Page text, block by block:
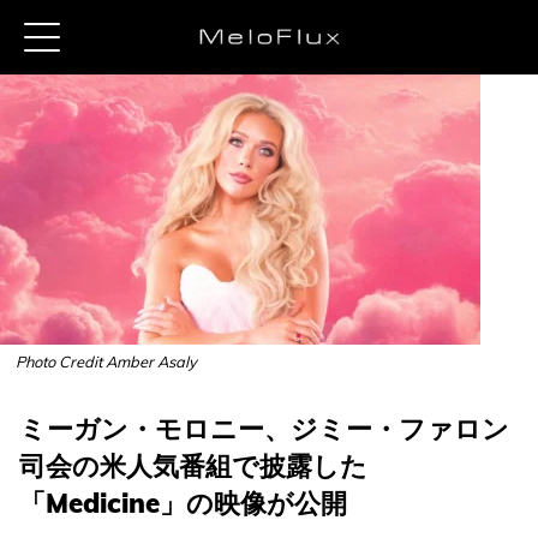
Photo Credit Amber Asaly
ミーガン・モロニー、ジミー・ファロン
司会の米人気番組で披露した
「Medicine」の映像が公開